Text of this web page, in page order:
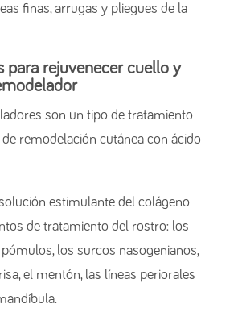
finas, arrugas y pliegues de la
para rejuvenecer cuello y
son un tipo de tratamiento
remodelación cutánea con ácido
estimulante del colágeno
de tratamiento del rostro: los
los surcos nasogenianos,
el mentón, las líneas periorales